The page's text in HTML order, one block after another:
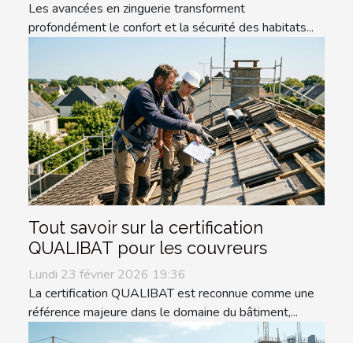
Les avancées en zinguerie transforment
profondément le confort et la sécurité des habitats...
Tout savoir sur la certification
QUALIBAT pour les couvreurs
Lundi 23 février 2026 19:36
La certification QUALIBAT est reconnue comme une
référence majeure dans le domaine du bâtiment,...